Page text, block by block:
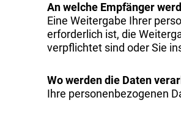
An welche Empfänger
Eine Weitergabe Ihrer
erforderlich ist, die
verpflichtet sind oder Sie
Wo werden die Daten
Ihre personenbezogenen